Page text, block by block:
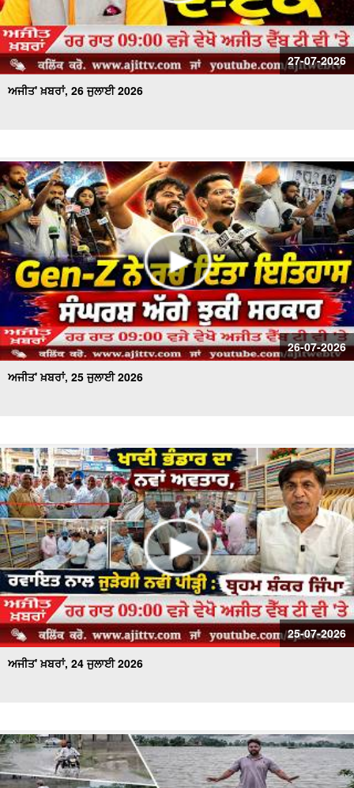
27-07-2026
ਅਜੀਤ' ਖ਼ਬਰਾਂ, 26 ਜੁਲਾਈ 2026
26-07-2026
ਅਜੀਤ' ਖ਼ਬਰਾਂ, 25 ਜੁਲਾਈ 2026
25-07-2026
ਅਜੀਤ' ਖ਼ਬਰਾਂ, 24 ਜੁਲਾਈ 2026